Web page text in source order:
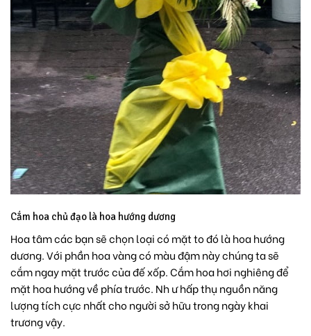
Cắm hoa chủ đạo là hoa hướng dương
Hoa tâm các bạn sẽ chọn loại có mặt to đó là hoa hướng
dương. Với phần hoa vàng có màu đậm này chúng ta sẽ
cắm ngay mặt trước của đế xốp. Cắm hoa hơi nghiêng để
mặt hoa hướng về phía trước. Như hấp thụ nguồn năng
lượng tích cực nhất cho người sở hữu trong ngày khai
trương vậy.